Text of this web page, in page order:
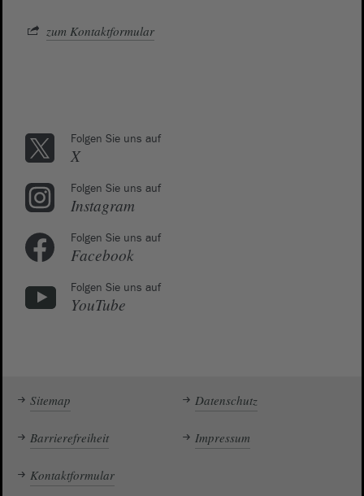
zum Kontaktformular
Folgen Sie uns auf
X
Folgen Sie uns auf
Instagram
Folgen Sie uns auf
Facebook
Folgen Sie uns auf
YouTube
Sitemap Datenschutz
Barrierefreiheit Impressum
Kontaktformular